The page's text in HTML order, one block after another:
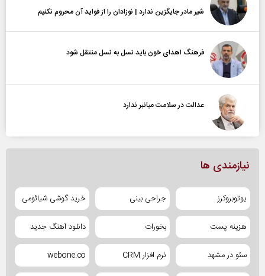
شیر مادر جایگزین ندارد | نوزادان را از فواید آن محروم نکنیم
فرهنگ اهدای خون باید نسل به نسل منتقل شود
عدالت در سلامت میانبر ندارد
نیازمندی ها
یوتوبروکرز جراحی بینی خرید گوشی شیائومی
هزینه پست بخورات دانلود آهنگ جدید
سئو در مشهد نرم افزار CRM webone.co